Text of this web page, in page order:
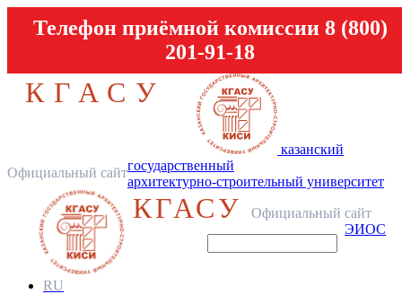
Телефон приёмной комиссии 8 (800)
201-91-18
КГАСУ
Официальный сайт
казанский
государственный
архитектурно-строительный университет
КГАСУ
Официальный сайт
ЭИОС
RU